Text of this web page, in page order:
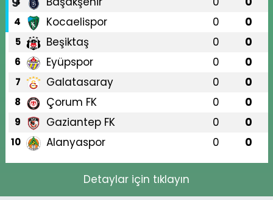
4 Kocaelispor 0 0
5 Beşiktaş 0 0
6 Eyüpspor 0 0
7 Galatasaray 0 0
8 Çorum FK 0 0
9 Gaziantep FK 0 0
10 Alanyaspor 0 0
Detaylar için tıklayın